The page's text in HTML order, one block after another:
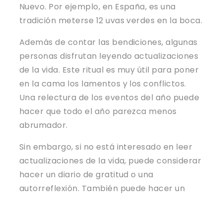
Nuevo. Por ejemplo, en España, es una
tradición meterse 12 uvas verdes en la boca.
Además de contar las bendiciones, algunas
personas disfrutan leyendo actualizaciones
de la vida. Este ritual es muy útil para poner
en la cama los lamentos y los conflictos.
Una relectura de los eventos del año puede
hacer que todo el año parezca menos
abrumador.
Sin embargo, si no está interesado en leer
actualizaciones de la vida, puede considerar
hacer un diario de gratitud o una
autorreflexión. También puede hacer un